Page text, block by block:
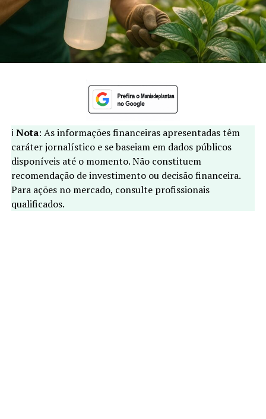
ℹ️ Nota: As informações financeiras apresentadas têm
caráter jornalístico e se baseiam em dados públicos
disponíveis até o momento. Não constituem
recomendação de investimento ou decisão financeira.
Para ações no mercado, consulte profissionais
qualificados.